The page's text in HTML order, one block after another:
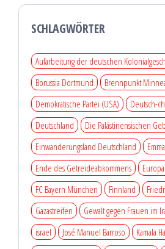
SCHLAGWÖRTER
Aufarbeitung der deutschen
Borussia Dortmund
Brennpunkt
Demokratische Partei (USA)
Deutsch-
Deutschland
Die Palästinensischen
Einwanderungsland Deutschland
Ende des Getreideabkommens
FC Bayern München
Finnland
Gazastreifen
Gewalt gegen Frauen im
israel
José Manuel Barroso
Kamala